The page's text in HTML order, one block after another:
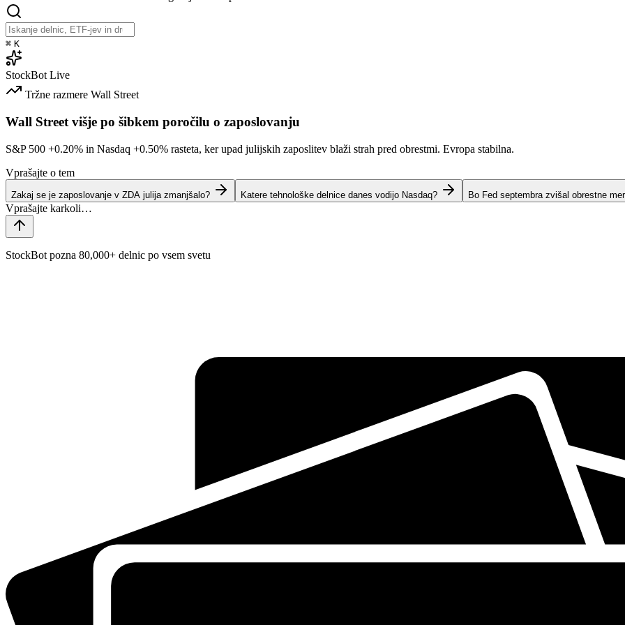
⌘ K
StockBot Live
Tržne razmere Wall Street
Wall Street višje po šibkem poročilu o zaposlovanju
S&P 500 +0.20% in Nasdaq +0.50% rasteta, ker upad julijskih zaposlitev blaži strah pred obrestmi. Evropa stabilna.
Vprašajte o tem
Zakaj se je zaposlovanje v ZDA julija zmanjšalo? Katere tehnološke delnice danes vodijo Nasdaq? Bo Fed septembra zvišal obrestne
StockBot pozna 80,000+ delnic po vsem svetu